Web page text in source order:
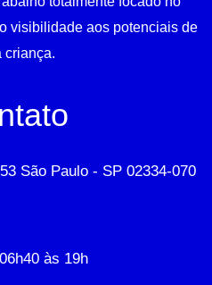
visibilidade aos potenciais de
criança.
São Paulo - SP 02334-070
às 19h